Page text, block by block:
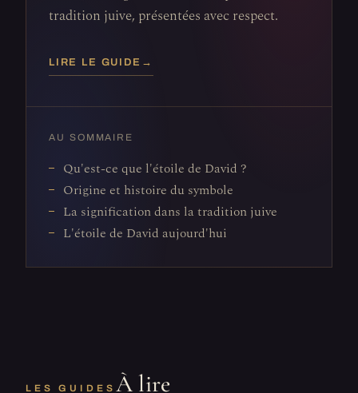
tradition juive, présentées avec respect.
LIRE LE GUIDE →
AU SOMMAIRE
Qu'est-ce que l'étoile de David ?
Origine et histoire du symbole
La signification dans la tradition juive
L'étoile de David aujourd'hui
LES GUIDES À lire